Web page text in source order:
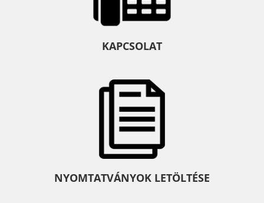
KAPCSOLAT
NYOMTATVÁNYOK LETÖLTÉSE